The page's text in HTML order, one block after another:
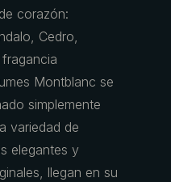
corazón:
Cedro,
Montblanc se
simplemente
variedad de
elegantes y
llegan en su